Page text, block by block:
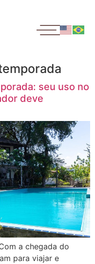
seu uso no
deve
a chegada do
para viajar e